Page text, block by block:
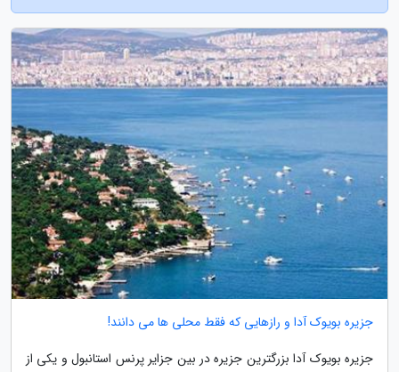
جزیره بویوک آدا و رازهایی که فقط محلی ها می دانند!
جزیره بویوک آدا بزرگترین جزیره در بین جزایر پرنس استانبول و یکی از